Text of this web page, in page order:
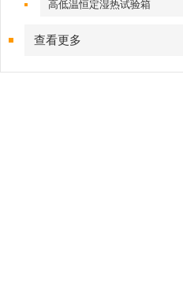
高低温恒定湿热试验箱
查看更多